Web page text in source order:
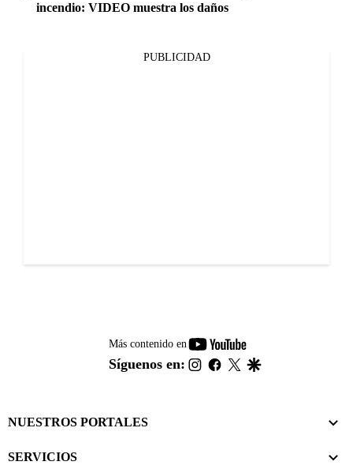
incendio: VIDEO muestra los daños
PUBLICIDAD
Más contenido en
youtube-
footer
Síguenos en: instagram
facebook
twitter
NUESTROS PORTALES
SERVICIOS